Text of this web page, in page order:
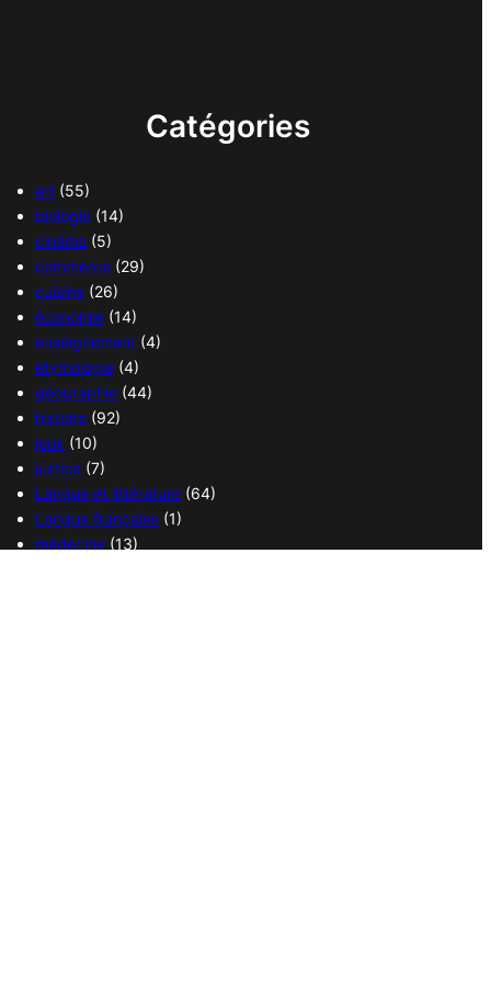
Catégories
art (55)
biologie (14)
cinéma (5)
commerce (29)
cuisine (26)
économie (14)
enseignement (4)
étymologie (4)
géographie (44)
histoire (92)
jeux (10)
justice (7)
Langue et littérature (64)
Langue française (1)
médecine (13)